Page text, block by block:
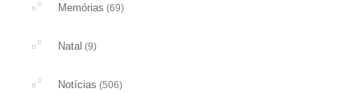
Memórias (69)
Natal (9)
Notícias (506)